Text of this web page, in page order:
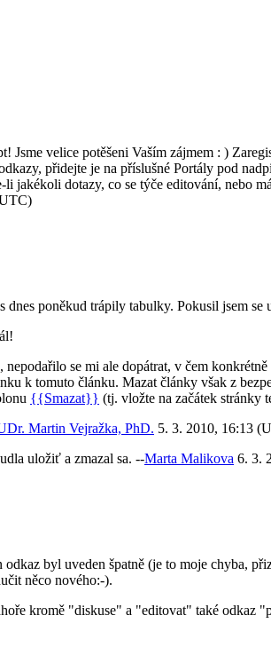
Jsme velice potěšeni Vaším zájmem : )
přidejte je na příslušné Portály pod
jakékoli dotazy, co se týče editování, nebo
poněkud trápily tabulky. Pokusil jsem se
, nepodařilo se mi ale dopátrat, v čem
k tomuto článku. Mazat články však z
{{Smazat}} (tj. vložte na začátek stránky
Martin Vejražka, PhD. 5. 3. 2010, 16:13
uložiť a zmazal sa. --Marta Malikova 6. 3.
byl uveden špatně (je to moje chyba,
něco nového:-).
kromě "diskuse" a "editovat" také